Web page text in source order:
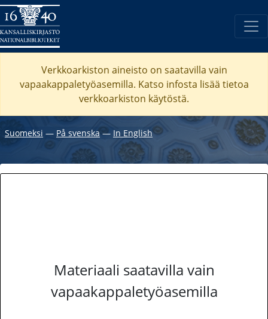
Verkkoarkiston aineisto on saatavilla vain
vapaakappaletyöasemilla. Katso infosta lisää tietoa
verkkoarkiston käytöstä.
Suomeksi ― På svenska― In English
Materiaali saatavilla vain
vapaakappaletyöasemilla